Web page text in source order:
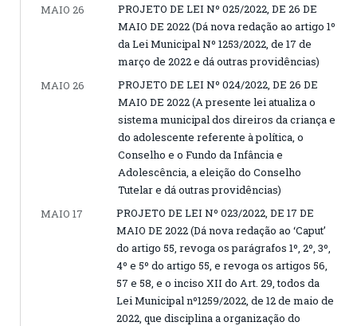
MAIO 26
PROJETO DE LEI Nº 025/2022, DE 26 DE
MAIO DE 2022 (Dá nova redação ao artigo 1º
da Lei Municipal Nº 1253/2022, de 17 de
março de 2022 e dá outras providências)
MAIO 26
PROJETO DE LEI Nº 024/2022, DE 26 DE
MAIO DE 2022 (A presente lei atualiza o
sistema municipal dos direiros da criança e
do adolescente referente à política, o
Conselho e o Fundo da Infância e
Adolescência, a eleição do Conselho
Tutelar e dá outras providências)
MAIO 17
PROJETO DE LEI Nº 023/2022, DE 17 DE
MAIO DE 2022 (Dá nova redação ao ‘Caput’
do artigo 55, revoga os parágrafos 1º, 2º, 3º,
4º e 5º do artigo 55, e revoga os artigos 56,
57 e 58, e o inciso XII do Art. 29, todos da
Lei Municipal nº1259/2022, de 12 de maio de
2022, que disciplina a organização do